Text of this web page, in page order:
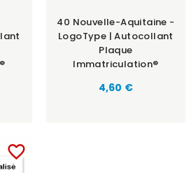
40 Nouvelle-Aquitaine -
LogoType | Autocollant
Plaque
Immatriculation®
Prix
4,60 €
favorite_border